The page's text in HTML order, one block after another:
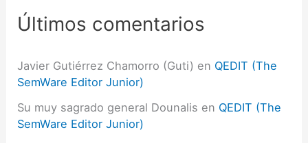
Últimos comentarios
Javier Gutiérrez Chamorro (Guti) en QEDIT (The
SemWare Editor Junior)
Su muy sagrado general Dounalis en QEDIT (The
SemWare Editor Junior)